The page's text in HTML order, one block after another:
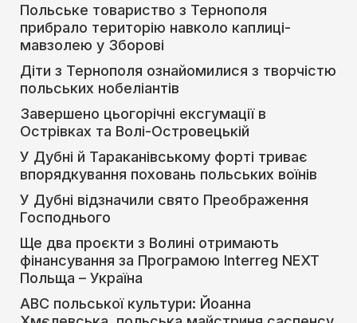
Польське товариство з Тернополя
прибрало територію навколо каплиці-
мавзолею у Зборові
Діти з Тернополя ознайомилися з творчістю
польських нобеліантів
Завершено цьогорічні ексгумації в
Острівках та Волі-Островецькій
У Дубні й Тараканівському форті триває
впорядкування поховань польських воїнів
У Дубні відзначили свято Преображення
Господнього
Ще два проєкти з Волині отримають
фінансування за Програмою Interreg NEXT
Польща – Україна
АВС польської культури: Йоанна